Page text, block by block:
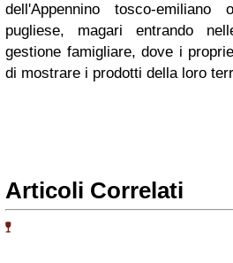
dell'Appennino tosco-
pugliese, magari entrando
gestione famigliare, dove i
di mostrare i prodotti della loro
Articoli Correlati